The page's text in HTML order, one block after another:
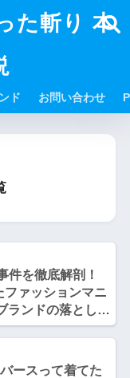
た斬り 本
ド お問い合わせ
件を徹底解剖！
ァッションマニ
ランドの落とし
ースって着てた